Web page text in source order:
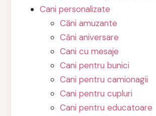
Cani personalizate
Căni amuzante
Căni aniversare
Cani cu mesaje
Cani pentru bunici
Cani pentru camionagii
Cani pentru cupluri
Cani pentru educatoare